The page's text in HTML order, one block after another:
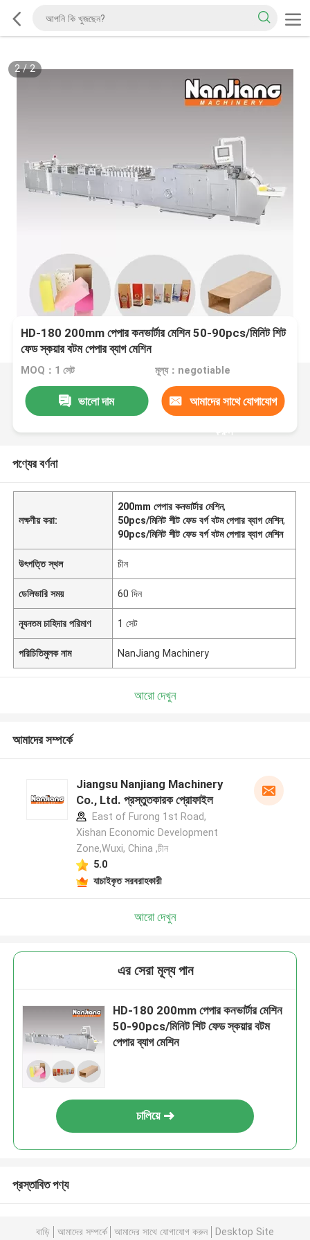
2/2
HD-180 200mm পেপার কনভার্টার মেশিন 50-90pcs/মিনিট শিট
ফেড স্কয়ার বটম পেপার ব্যাগ মেশিন
MOQ：1 সেট মূল্য：negotiable
ভালো দাম আমাদের সাথে যোগাযোগ
করুন
পণ্যের বর্ণনা
লক্ষণীয় করা:
200mm পেপার কনভার্টার মেশিন,
50pcs/মিনিট শীট ফেড বর্গ বটম পেপার ব্যাগ মেশিন,
90pcs/মিনিট শীট ফেড বর্গ বটম পেপার ব্যাগ মেশিন
উৎপত্তি স্থল চীন
ডেলিভারি সময় 60 দিন
ন্যূনতম চাহিদার পরিমাণ 1 সেট
পরিচিতিমুলক নাম NanJiang Machinery
আরো দেখুন
আমাদের সম্পর্কে
Jiangsu Nanjiang Machinery
Co., Ltd. প্রস্তুতকারক প্রোফাইল
East of Furong 1st Road,
Xishan Economic Development
Zone,Wuxi, China ,চীন
5.0
যাচাইকৃত সরবরাহকারী
আরো দেখুন
এর সেরা মূল্য পান
HD-180 200mm পেপার কনভার্টার মেশিন
50-90pcs/মিনিট শিট ফেড স্কয়ার বটম
পেপার ব্যাগ মেশিন
চালিয়ে
প্রস্তাবিত পণ্য
বাড়ি আমাদের সম্পর্কে আমাদের সাথে যোগাযোগ করুন Desktop Site